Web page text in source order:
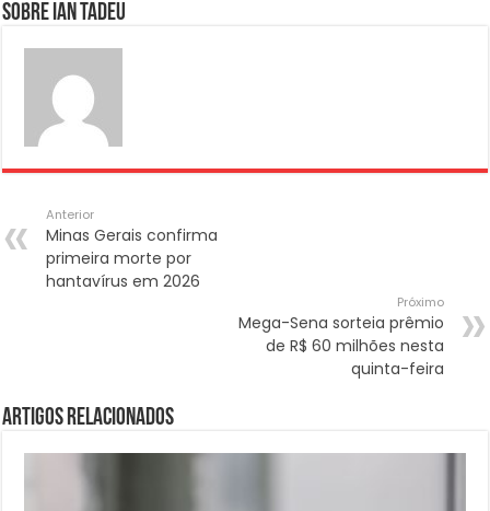
Sobre Ian Tadeu
Anterior
Minas Gerais confirma
primeira morte por
hantavírus em 2026
Próximo
Mega-Sena sorteia prêmio
de R$ 60 milhões nesta
quinta-feira
Artigos Relacionados